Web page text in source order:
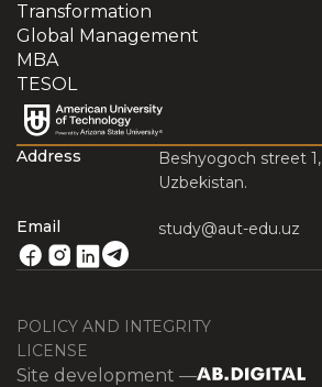
Address
Beshyogoch street
Uzbekistan.
Email study@aut-edu.uz
Transformation
Global Management
MBA
TESOL
Site development —
POLICY AND INTEGRITY
LICENSE